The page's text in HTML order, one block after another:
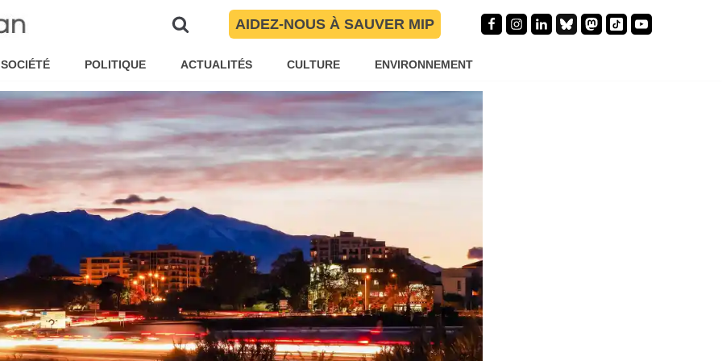
AIDEZ-NOUS À SAUVER MIP
SOCIÉTÉ POLITIQUE ACTUALITÉS CULTURE ENVIRONNEMENT
Pyrénées-Orientales ?
Pauline Garnier Société